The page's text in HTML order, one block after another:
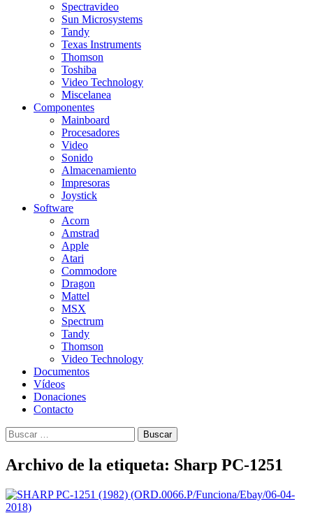
Spectravideo
Sun Microsystems
Tandy
Texas Instruments
Thomson
Toshiba
Video Technology
Miscelanea
Componentes
Mainboard
Procesadores
Video
Sonido
Almacenamiento
Impresoras
Joystick
Software
Acorn
Amstrad
Apple
Atari
Commodore
Dragon
Mattel
MSX
Spectrum
Tandy
Thomson
Video Technology
Documentos
Vídeos
Donaciones
Contacto
Buscar:
Archivo de la etiqueta: Sharp PC-1251